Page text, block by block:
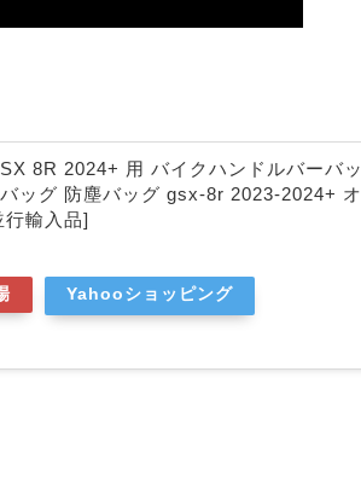
8R 2024+ 用 バイクハンドルバーバッ
ッグ 防塵バッグ gsx-8r 2023-2024+ オ
輸入品]
Yahooショッピング